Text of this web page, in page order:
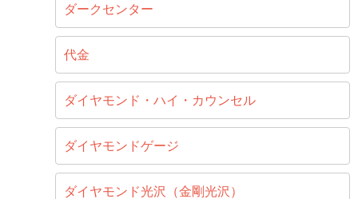
ダークセンター
代金
ダイヤモンド・ハイ・カウンセル
ダイヤモンドゲージ
ダイヤモンド光沢（金剛光沢）